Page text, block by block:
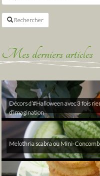
Rechercher
Mes derniers articles
Décors d’#Halloween avec 3 fois
d’imagination
Melothria scabra ou Mini-